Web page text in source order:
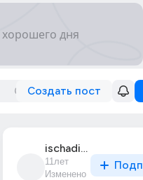
Создать пост
ischadie_dobra_1
11лет
Изменено